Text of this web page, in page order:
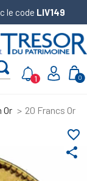
le code LIV149
0
1
Or 20 Francs Or
share
favorite_border